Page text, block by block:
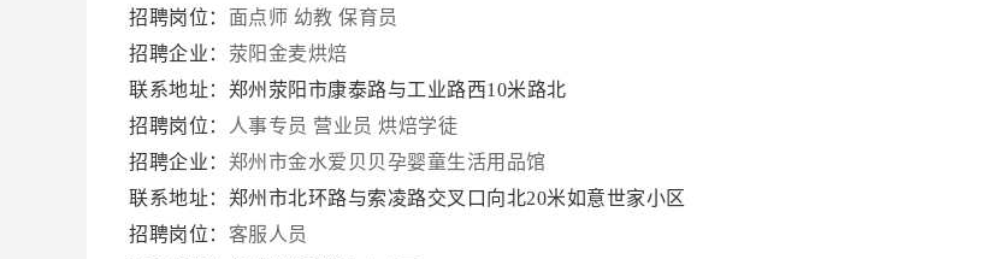
招聘岗位： 面点师 幼教 保育员
招聘企业： 荥阳金麦烘焙
联系地址：郑州荥阳市康泰路与工业路西10米路北
招聘岗位：
人事专员 营业员 烘焙学徒
招聘企业： 郑州市金水爱贝贝孕婴童生活用品馆
联系地址：郑州市北环路与索凌路交叉口向北20米如意世家小区
招聘岗位： 客服人员